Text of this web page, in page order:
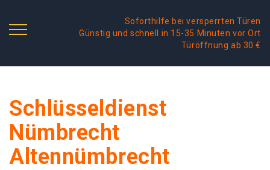
Soforthilfe bei versperrten Türen
Günstig und schnell in 15-35 Minuten vor Ort
Türöffnung ab 30 €
Schlüsseldienst
Nümbrecht
Altennümbrecht